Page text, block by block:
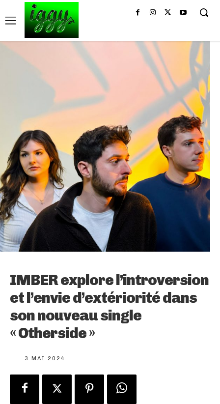
IMBER explore l’introversion
et l’envie d’extériorité dans
son nouveau single
« Otherside »
3 MAI 2024